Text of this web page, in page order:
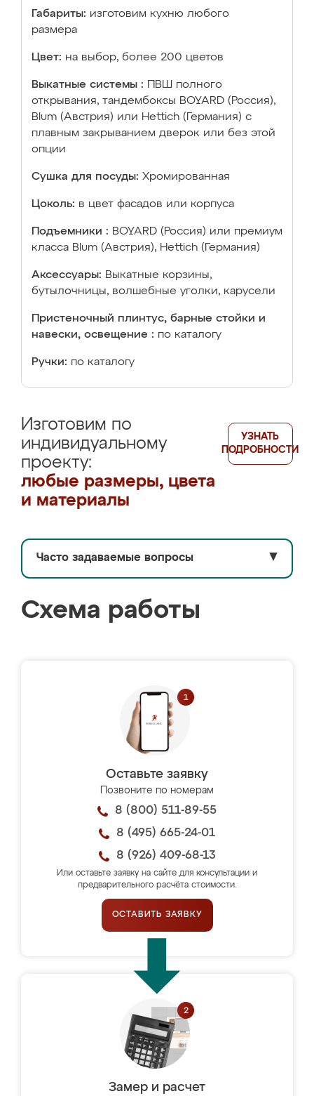
Габариты: изготовим кухню любого
размера
Цвет: на выбор, более 200 цветов
Выкатные системы :
ПВШ полного
открывания, тандембоксы BOYARD (Россия),
Blum (Австрия) или Hettich (Германия) с
плавным закрыванием дверок или без этой
опции
Сушка для посуды: Хромированная
Цоколь: в цвет фасадов или корпуса
Подъемники : BOYARD (Россия) или премиум
класса Blum (Австрия), Hettich (Германия)
Аксессуары: Выкатные корзины,
бутылочницы, волшебные уголки, карусели
Пристеночный плинтус, барные стойки и
навески, освещение : по каталогу
Ручки: по каталогу
Изготовим по
индивидуальному
проекту:
любые размеры, цвета
и материалы
УЗНАТЬ
ПОДРОБНОСТИ
Часто задаваемые вопросы ▼
Схема работы
Оставьте заявку
Позвоните по номерам
8 (800) 511-89-55
8 (495) 665-24-01
8 (926) 409-68-13
Или оставьте заявку на сайте для консультации и
предварительного расчёта стоимости.
ОСТАВИТЬ ЗАЯВКУ
Замер и расчет